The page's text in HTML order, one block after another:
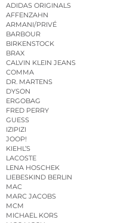
ADIDAS ORIGINALS
AFFENZAHN
ARMANI/PRIVÉ
BARBOUR
BIRKENSTOCK
BRAX
CALVIN KLEIN JEANS
COMMA
DR. MARTENS
DYSON
ERGOBAG
FRED PERRY
GUESS
IZIPIZI
JOOP!
KIEHL’S
LACOSTE
LENA HOSCHEK
LIEBESKIND BERLIN
MAC
MARC JACOBS
MCM
MICHAEL KORS